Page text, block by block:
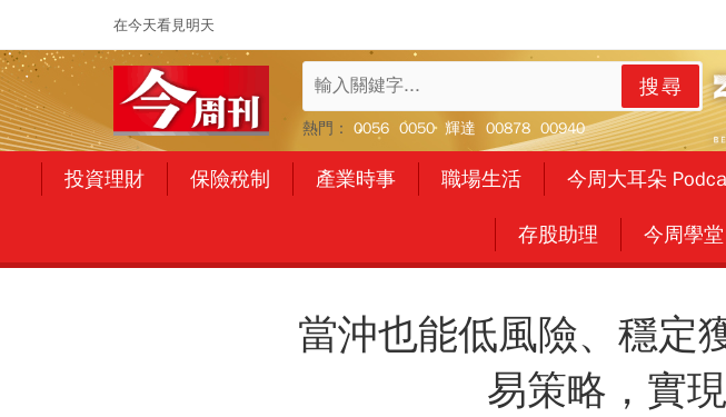
在今天看見明天
搜尋
熱門： 0056 0050 輝達 00878 00940
投資理財 保險稅制 產業時事 職場生活 今周大耳朵
存股助理 今周學堂
當沖也能低風險、穩定
易策略，實